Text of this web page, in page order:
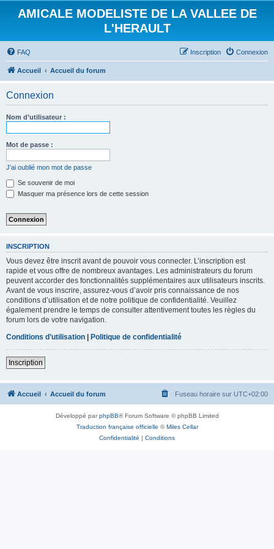
AMICALE MODELISTE DE LA VALLEE DE
L'HERAULT
FAQ Connexion
Inscription
Accueil Accueil du forum
Connexion
Nom d’utilisateur :
Mot de passe :
J’ai oublié mon mot de passe
Se souvenir de moi
Masquer ma présence lors de cette session
INSCRIPTION
Vous devez être inscrit avant de pouvoir vous connecter. L’inscription est
rapide et vous offre de nombreux avantages. Les administrateurs du forum
peuvent accorder des fonctionnalités supplémentaires aux utilisateurs inscrits.
Avant de vous inscrire, assurez-vous d’avoir pris connaissance de nos
conditions d’utilisation et de notre politique de confidentialité. Veuillez
également prendre le temps de consulter attentivement toutes les règles du
forum lors de votre navigation.
Conditions d’utilisation | Politique de confidentialité
Inscription
Accueil Accueil du forum Fuseau horaire sur UTC+02:00
Développé parphpBB® Forum Software © phpBB Limited
Traduction française officielle ©Miles Cellar
Confidentialité | Conditions